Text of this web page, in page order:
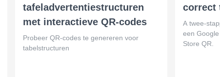
tafeladvertentiestructuren
met interactieve QR-codes
Probeer QR-codes te genereren voor
tabelstructuren
correct
А twee-
een
Store QR.